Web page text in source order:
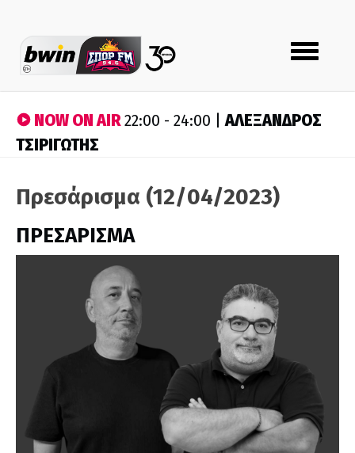
Toggle
navigation
NOW ON AIR22:00 - 24:00 |ΑΛΕΞΑΝΔΡΟΣ
ΤΣΙΡΙΓΩΤΗΣ
Πρεσάρισμα (12/04/2023)
ΠΡΕΣΑΡΙΣΜΑ